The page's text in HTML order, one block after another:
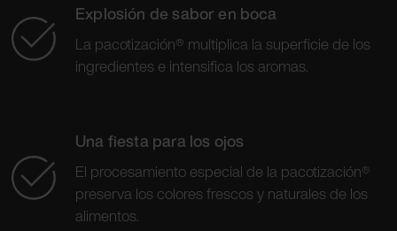
Explosión de sabor en boca
La pacotización® multiplica la superficie de los
ingredientes e intensifica los aromas.
Una fiesta para los ojos
El procesamiento especial de la pacotización®
preserva los colores frescos y naturales de los
alimentos.